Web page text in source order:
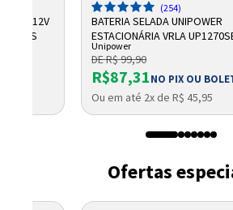
12V
(254)
BATERIA SELADA UNIPOWER
ESTACIONÁRIA VRLA
7AH F187
Unipower
DE R$ 99,90
R$87,31NO PIX OU
Ou em até 2x de R$ 45,95
Ofertas